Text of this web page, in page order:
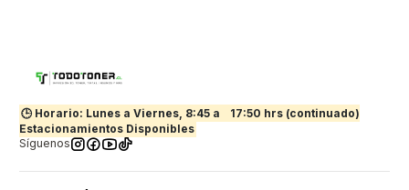
🕒 Horario: Lunes a Viernes, 8:45 a
17:50 hrs (continuado)
Estacionamientos Disponibles
Síguenos